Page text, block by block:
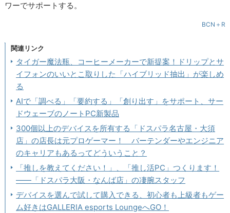
ワーでサポートする。
BCN＋R
関連リンク
タイガー魔法瓶、コーヒーメーカーで新提案！ドリップとサ
イフォンのいいとこ取りした「ハイブリッド抽出」が楽しめ
る
AIで「調べる」「要約する」「創り出す」をサポート、サー
ドウェーブのノートPC新製品
300個以上のデバイスを所有する「ドスパラ名古屋・大須
店」の店長は元プロゲーマー！ バーテンダーやエンジニア
のキャリアもあるってどういうこと？
「推しを教えてください！」、「推し活PC」つくります！
――「ドスパラ大阪・なんば店」の凄腕スタッフ
デバイスを選んで試して購入できる、初心者も上級者もゲー
ム好きはGALLERIA esports LoungeへGO！